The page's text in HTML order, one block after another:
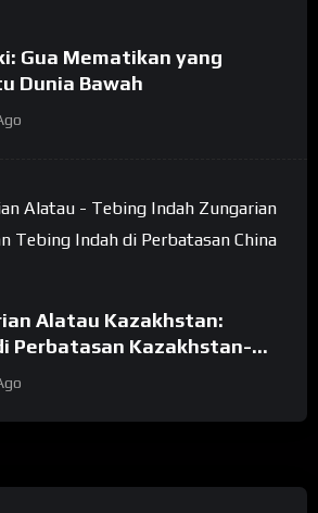
Gua Mematikan yang
Dunia Bawah
Alatau Kazakhstan:
Perbatasan Kazakhstan-